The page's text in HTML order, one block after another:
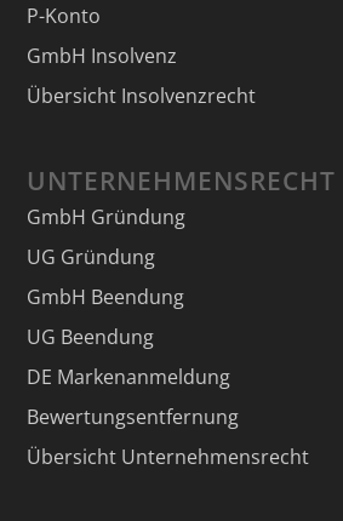
P-Konto
GmbH Insolvenz
Übersicht Insolvenzrecht
UNTERNEHMENSRECHT
GmbH Gründung
UG Gründung
GmbH Beendung
UG Beendung
DE Markenanmeldung
Bewertungsentfernung
Übersicht Unternehmensrecht